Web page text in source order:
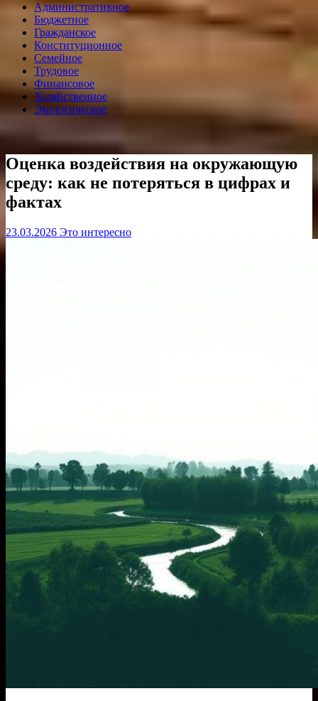
Административное
Бюджетное
Гражданское
Конституционное
Семейное
Трудовое
Финансовое
Хозяйственное
Экологическое
Оценка воздействия на окружающую
среду: как не потеряться в цифрах и
фактах
23.03.2026 Это интересно